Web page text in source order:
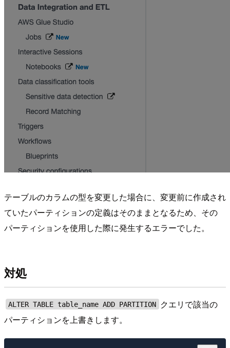
テーブルのカラムの型を変更した場合に、変更前に作成され
ていたパーティションの定義はそのままとなるため、その
パーティションを使用した際に発生するエラーでした。
対処
ALTER TABLE table_name ADD PARTITION
クエリで該当の
パーティションを上書きします。